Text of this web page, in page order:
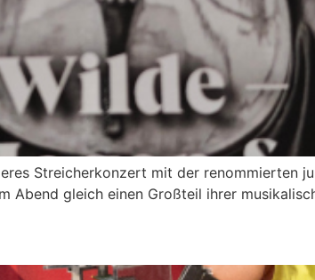
Streicherkonzert mit der renommierten
gleich einen Großteil ihrer